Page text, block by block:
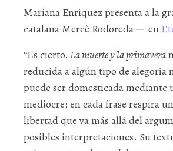
Mariana Enriquez presenta a la
catalana Mercè Rodoreda ─ en
“Es cierto. La muerte y la primavera
reducida a algún tipo de alegoría
puede ser domesticada mediante
mediocre; en cada frase respira
libertad que va más allá del
posibles interpretaciones. Su